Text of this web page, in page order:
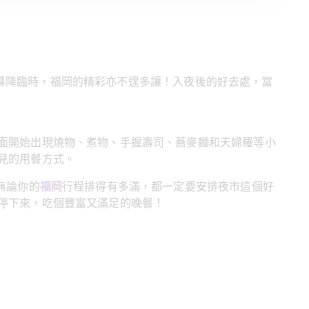
臨時，福岡的精彩亦不遑多讓！入夜後的好去處，當
開始出現燒物、煮物、手握壽司、蕎麥麵和天婦羅等小
的用餐方式。
論你的福岡 行程排得有多滿，都一定要安排夜市這個好
來，吃個豐富又滿足的晚餐！